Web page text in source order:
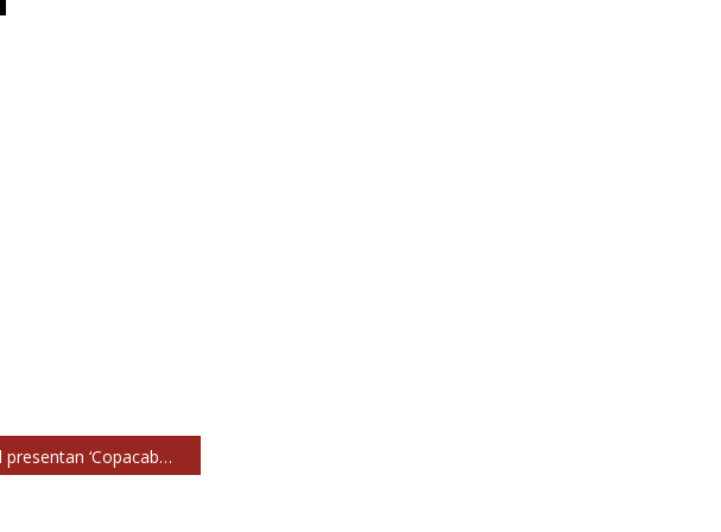
Izal presentan ‘Copacabana’, primer single del álbum que lanzarán en septiembre